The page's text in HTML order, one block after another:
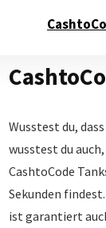
Wusstest du, dass
wusstest du
CashtoCode
Sekunden
ist garantiert